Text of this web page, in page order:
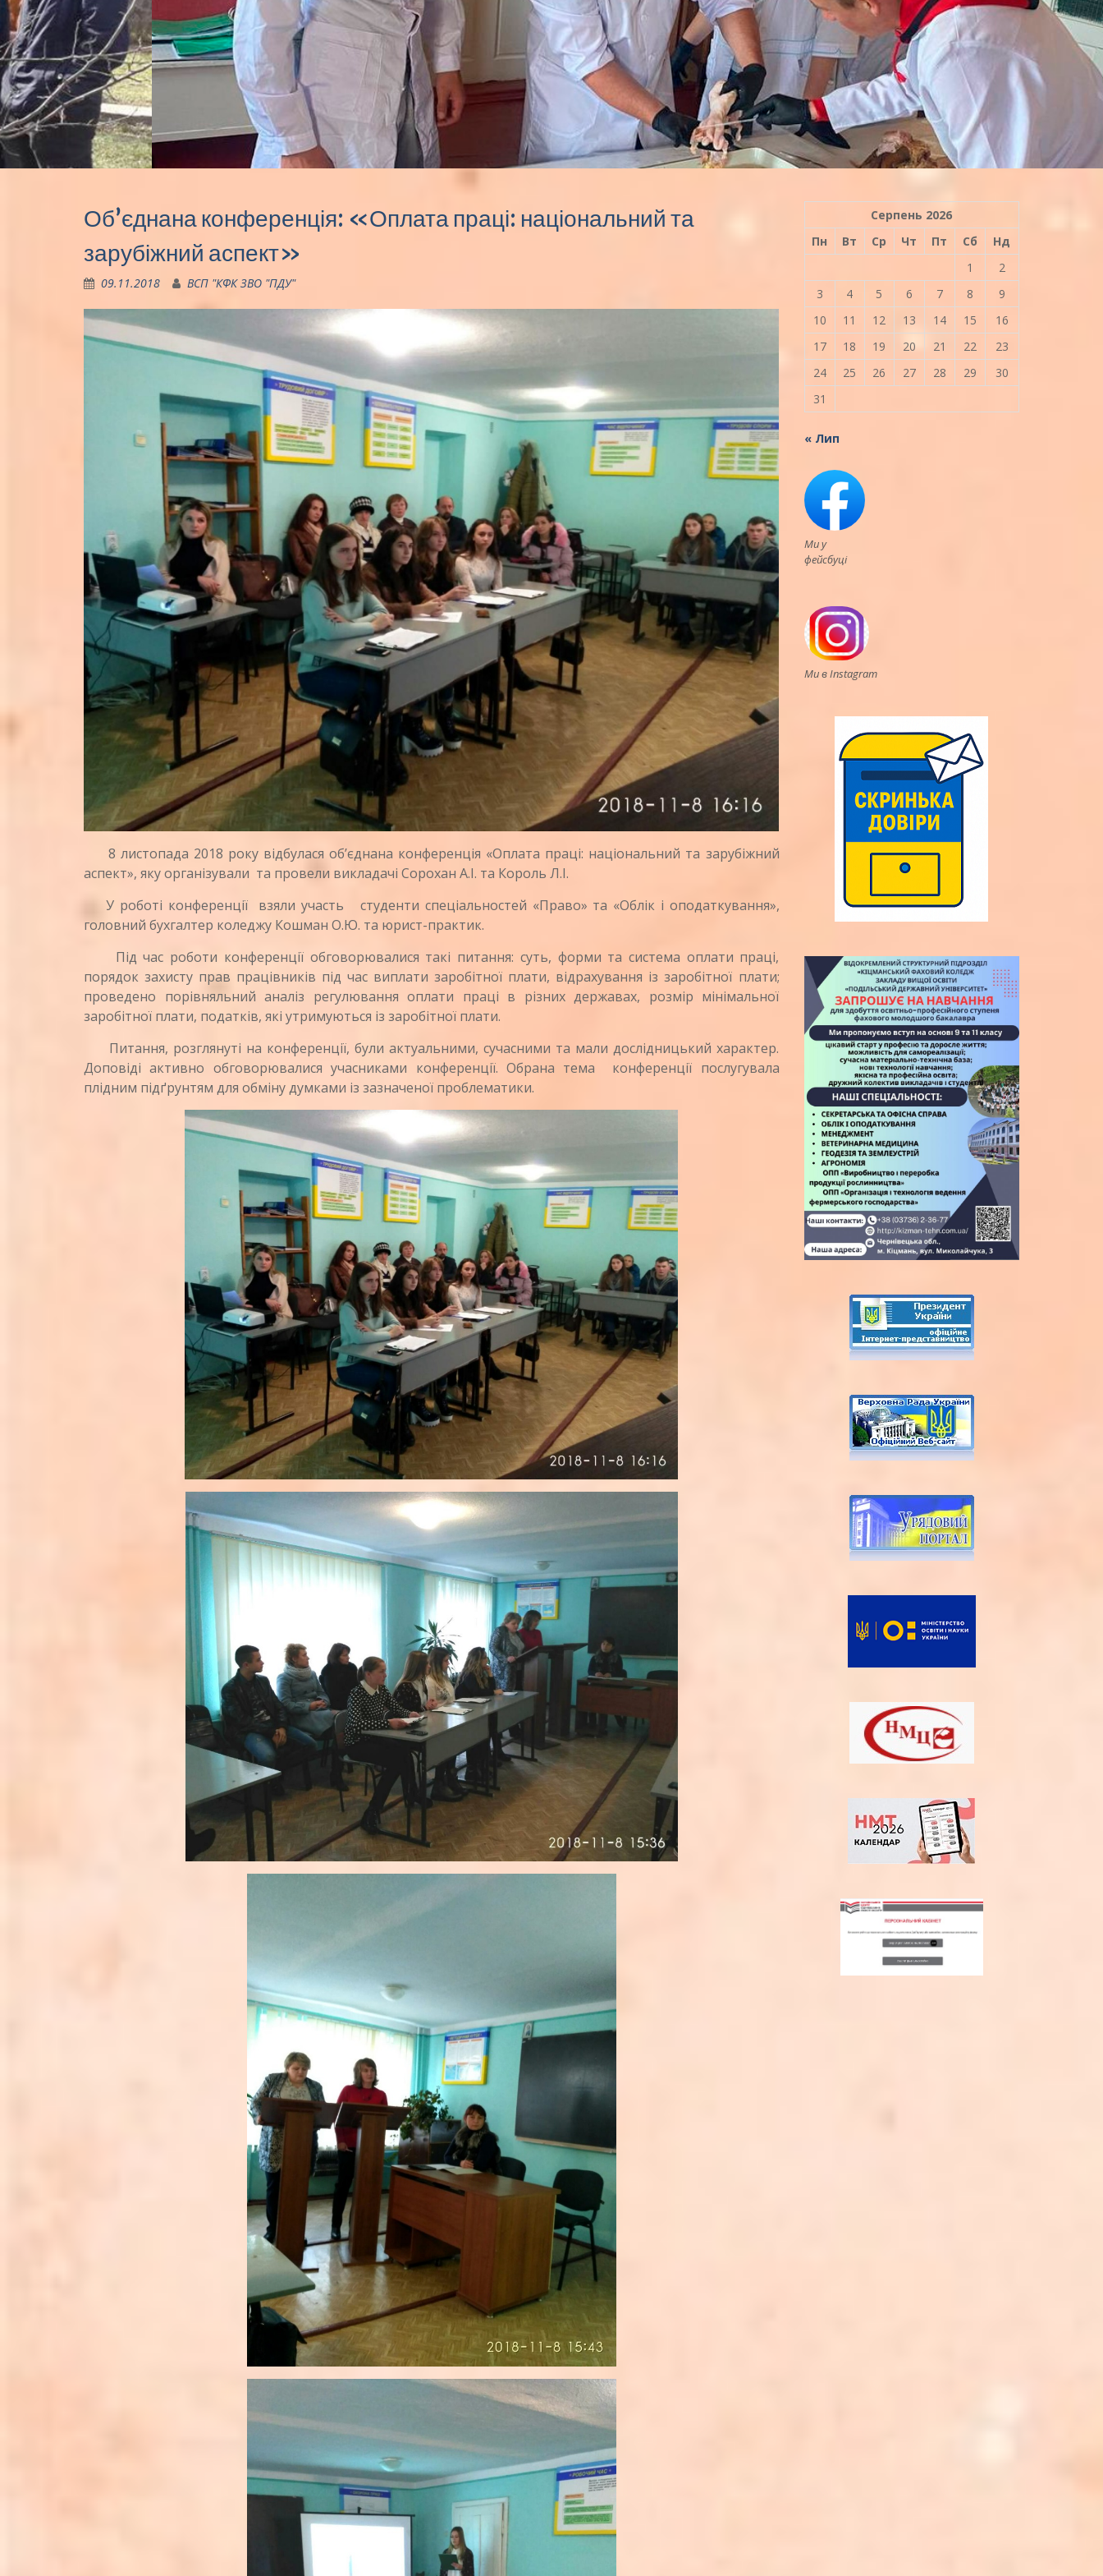
Об’єднана конференція: «Оплата праці: національний та
зарубіжний аспект»
09.11.2018 ВСП "КФК ЗВО "ПДУ"
8 листопада 2018 року відбулася об’єднана конференція «Оплата праці: національний та зарубіжний
аспект», яку організували та провели викладачі Сорохан А.І. та Король Л.І.
У роботі конференції взяли участь студенти спеціальностей «Право» та «Облік і оподаткування»,
головний бухгалтер коледжу Кошман О.Ю. та юрист-практик.
Під час роботи конференції обговорювалися такі питання: суть, форми та система оплати праці,
порядок захисту прав працівників під час виплати заробітної плати, відрахування із заробітної плати;
проведено порівняльний аналіз регулювання оплати праці в різних державах, розмір мінімальної
заробітної плати, податків, які утримуються із заробітної плати.
Питання, розглянуті на конференції, були актуальними, сучасними та мали дослідницький характер.
Доповіді активно обговорювалися учасниками конференції. Обрана тема конференції послугувала
плідним підґрунтям для обміну думками із зазначеної проблематики.
Серпень 2026
Пн
Вт Ср Чт Пт Сб
Нд
1
2
3
4 5 6 7 8
9
10
11 12 13 14 15
16
17
18 19 20 21 22
23
24
25 26 27 28 29
30
31
« Лип
Ми у
фейсбуці
Ми в Instagram